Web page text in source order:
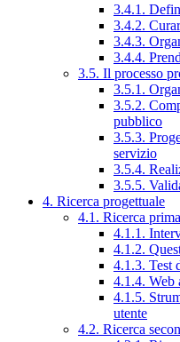
3.4.1.
3.4.2.
3.4.3.
3.4.4.
3.5. Il processo
3.5.1.
3.5.2.
pubblico
3.5.3.
servizio
3.5.4.
3.5.5.
4. Ricerca progettuale
4.1. Ricerca
4.1.1.
4.1.2.
4.1.3. Test
4.1.4. Web
4.1.5.
utente
4.2. Ricerca